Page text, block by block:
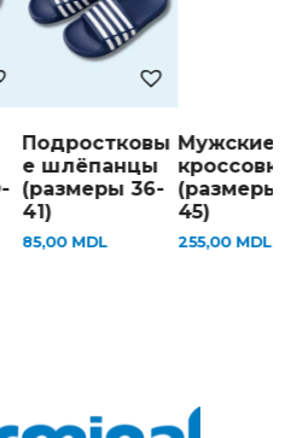
Подростковы
е шлёпанцы
(размеры 36-
41)
85,00 MDL
Мужские
кроссовки
(размеры
45)
255,00 MDL